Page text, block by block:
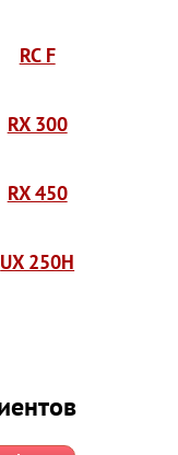
RC F
RX 300
RX 450
UX 250H